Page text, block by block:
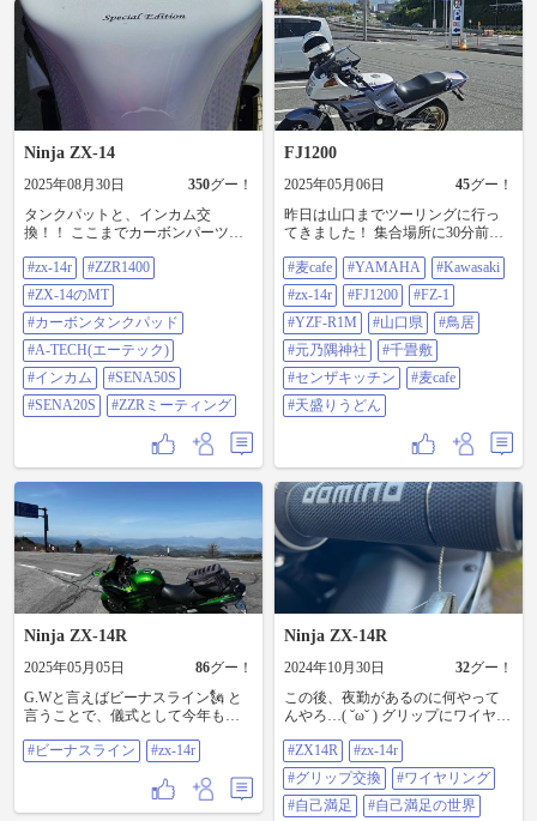
す… 昨シーズン感じたことが、ス
ロットルグリップの重さでした😢
もう少し軽く操作できれば長距離
が楽になるのに … そう考えていた
のでオフシーズンにメンテしちゃ
います👊 って、なんてことない注
油ですけどね～🔧 スロットル＆ア
イドルワイヤーのタイコ部分をス
ロットルコーン、そしてスロット
た。 結果。。。あまり変わらなか
ったかな。。。気のせいか軽くな
った気が。。。 なんてブラセボで
しょうけどね😝 ほかにもスロット
ルボディーの回転部分にラスペネ
を注油したりしましたが、最後は
ワイヤーの遊び調整です⤴️ スロット
ル＆アイドルワイヤーのアジャス
トスクリューを調整しながら、ス
ロットルグリップの遊び調整をし
て完了です💪 今週末は合間を見て
アレをやってま〜す🛞 #ZX14R #zx-
14r
テープを巻き、ボックスを挟み込
みましたが、何故かライトスイッ
チに干渉して、スイッチの動きが
渋くなってしまいました😮‍💨 要調整
ですな😅 跨って軽くポジションを
取ってみましたが、やっぱりアッ
プハンキットよりも、私はしっく
りと来るかな🙆‍♂️ またまたありがと
うございました〜section1998さん🙇‍♂️
矢印のウォーターポンプからエン
ジンブロックへのフィッティング
周辺から滲んでいるみたいなんで
すな〜 なので、ボルトの増し締め
で行ければな〜とは思ったもの
の、なんかこのフィッティング
（92005-0104）には、代替部品が出
ているみたいなんです。 部品番号
も92005-0815と2015年以降のZX-
のフィッティングは約2000円程度
なので、どうせクーラント交換を
するなら、フィッティングやOリン
グを併せて交換しようかな〜と思
った次第です🙆‍♂️ となると…ラジエ
ーターずらしたりしなきゃならん
し面倒ですが仕方ない… 3月過ぎて
外にバイク🏍️を出せるようになっ
てからクーラント交換しようと思
っているので、サイドカウルを戻
すのはあと２ヶ月は待たないとな
と😮‍💨 #ZX14R #zx-14r
インカーユニットは、チーム内で
の装着率が高く、取り付けるLEDを
はじめ、各パーツは国産に拘った
とのことで、故障発生率が未だに
ゼロ%なんだって〜😃 既に7〜8年
前から製作を続け、装着されてい
るユニットにも関わらず、故障率
ゼロはとんでもなく信頼度が高い
証だと思います👌 Ｎさん（オフ
た🙏 さ〜て、これにて私の2026シ
ーズン新パーツのご紹介は完了と
なります✅ あとは春に向けてコツ
コツと取り付けて行かねばですね
😅 シーケンシャルさせて動画🎥
（YouTube）のリンク貼っておきま
すね〜
https://youtube.com/shorts/sGHvRYTgt
1o?si=sMiZLVjkU7zOoFEe
https://youtube.com/shorts/aFUC-
Hph3iQ?si=kgR1l2cPLNYqbHsA
#ZX14R #zx-14r
ト裏、バルブ脇から配線を取り出
すことから、そのままではゴムカ
バーを嵌め込むことができません
💦 なので、ゴムカバーに切れ込み
を入れ、配線を引き出した後にコ
ーキングしました。 何でコーキン
グするか考えましたが、どうせホ
買っても、その殆どが余ってしま
い硬化しちゃって廃棄するだけに
なりますからね🧐 少しは割高にな
りますが、車用の隙間シール剤に
決定‼️ 早速使ってみましたが…なん
直して、ポジションバルブ用のカ
ラフル発光タイプのLED基盤を仲間
から譲っていただきましたので、
ありがたく仕込んでみました✌️ そ
のままだとLED基盤が若干大きく、
T10バルブ用の純正ソケットに挿し
こみできませんでしたので、ファ
イルで削りながら力技で嵌め込み
ました💪 気持ち接点がズレている
す。 もしかしたら走行中の振動で
えず点灯するポイントに合わせて
試験点灯してみます💡 もちろん公
道走行中は白色ベースの点灯色に
なりますが、ミーティングなどの
イベント時は、付属のリモコンで
色々と色遊びができるんですよ
ね〜😝 赤や青、緑の単色もです
が、ストロボモードでランダム発
笑ってもらえること間違いない🤩
今週末はハンドルを純正戻し（セ
パハン）にする予定で〜す⤴️ 因みに
ストロボモードを撮影した動画🎥
のリンク先（YouTube）を以下に貼
https://youtube.com/shorts/VkKwdARL
https://youtube.com/shorts/VkKwdARL
BYc?si=xIhKjYmvi1v2BU1q #ZX14R
Ninja ZX-14
2025年08月30日 350グー！
タンクパットと、インカム交
換！！ ここまでカーボンパーツた
ットもおもいきってA-TECHの綾織
カーボンタンクパットを付けまし
たー！うーん。控えめに言っても
最高！！ そしてインカム。壊れた
わけでもないけど、チームの人数
が増えてきたので、Bluetoothではな
く、メッシュで繋ごうとなりまし
た。なので迷った挙げ句、SENAの
20Sから50Sへ。うーん。音質いい
し、メッシュは繋ぐの楽～。何人
かは30Jにしてたけど、インカム担
当が50Rにしてたから、合わせたか
った。 インカムに迷っている方が
いたら、Bluetoothと、メッシュ機
能、両方を兼ね備えている50Sオス
スメです♪ 9月中旬には第８回
POLARIS１泊ツーリングもあるの
で、少しずつ準備をしていかない
と。 そだ。9月20日に箱根のバイパ
ラで#ZX-14R #ZZR1400 #ZX-14の
MT がありますが、行く人っていま
すかー？ #カーボンタンクパット
#A-TECH(エーテック) #インカム
ィング
#zx-14r
#ZZR1400
#ZX-14のMT
#カーボンタンクパッド
#A-TECH(エーテック)
#インカム
#SENA50S
#SENA20S
#ZZRミーティング
FJ1200
2025年05月06日 45グー！
昨日は山口までツーリングに行っ
てきました！ 集合場所に30分前に
まいました😅そこから続々と集ま
ってきていよいと出発です！ 前か
ら言ってみたいと思ってた鳥居が
いっぱいあるところに行きました
が渋滞が凄い凄い💦 人気スポット
とGWなのもあって目茶苦茶混んで
ました💦その後に千畳敷行ってそ
の後にご飯求めてセンザキッチン
へ。ここも相変わらず人が多いこ
と😅 その後にデザート求めて秋吉
台へ！ 初めて行った #麦cafe さんで
プリンを食べて帰りは高速でかっ
飛ばして帰りました。 久し振りの
ツーリングで楽しかった 今日は昨
日帰ってから何も食べずに就寝し
たので朝から天盛りうどんに食べ
に行ってきました！ これで760円だ
からコスパ最強です☺ #YAMAHA
#Kawasaki #zx-14r #FJ1200 #FZ-1
#YZF-R1M #山口県 #鳥居 #元乃隅
神社 #千畳敷 #センザキッチン #麦
cafe #天盛りうどん
#麦cafe #YAMAHA
#Kawasaki
#zx-14r
#FJ1200
#FZ-1
#YZF-R1M
#山口県
#鳥居
#元乃隅神社
#千畳敷
#センザキッチン
#麦cafe
#天盛りうどん
Ninja ZX-14R
2025年05月05日 86グー！
G.Wと言えばビーナスライン🗽 と
言うことで、儀式として今年もや
から安房峠付近はとんでもなく寒
諏訪に着く頃には暖かったので生
き返りました👼 今年も富士山見れ
#ビーナスライン #zx-14r
Ninja ZX-14R
2024年10月30日 32グー！
この後、夜勤があるのに何やって
んやろ…( ˘ω˘ ) グリップにワイヤリ
て、実は大変😇 サーキットでは役
に立つカスタムだと聞いたことあ
ります。(グリップが滑るのを防ぐ
目的) だが、公道だと…まァ、見栄
#ZX14R
#zx-14r
#グリップ交換
#ワイヤリング
#自己満足
#自己満足の世界